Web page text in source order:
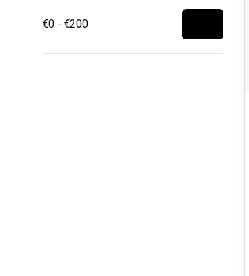
€0 - €200